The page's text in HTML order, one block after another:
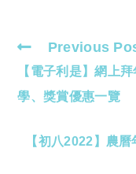
Read
more
articles
Previous
【電子利是】網上
學、獎賞優惠一覽
【初八2022】農